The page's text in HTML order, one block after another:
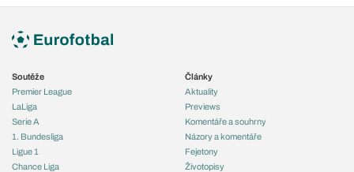
Soutěže
Premier League
LaLiga
Serie A
1. Bundesliga
Ligue 1
Chance Liga
Články
Aktuality
Previews
Komentáře a souhrny
Názory a komentáře
Fejetony
Životopisy